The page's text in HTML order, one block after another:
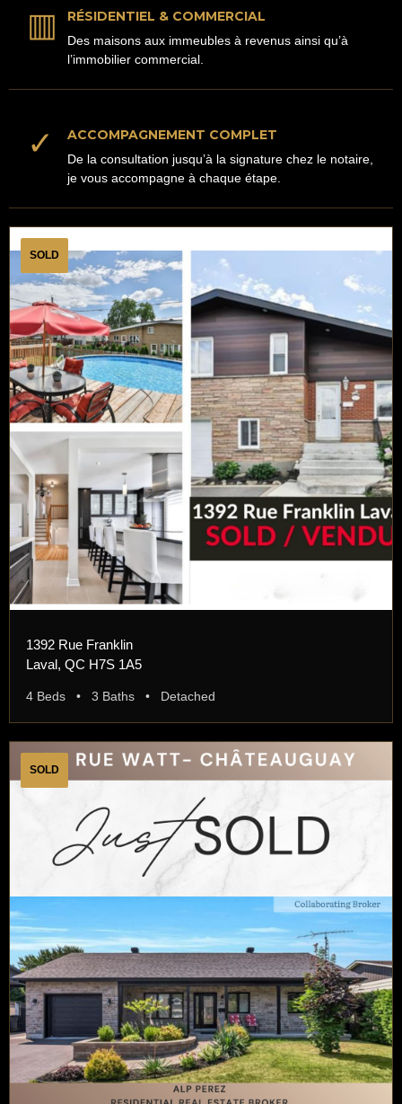
▥ RÉSIDENTIEL & COMMERCIAL
Des maisons aux immeubles à revenus ainsi qu’à
l’immobilier commercial.
✓ ACCOMPAGNEMENT COMPLET
De la consultation jusqu’à la signature chez le notaire,
je vous accompagne à chaque étape.
SOLD
1392 Rue Franklin
Laval, QC H7S 1A5
4 Beds • 3 Baths • Detached
SOLD